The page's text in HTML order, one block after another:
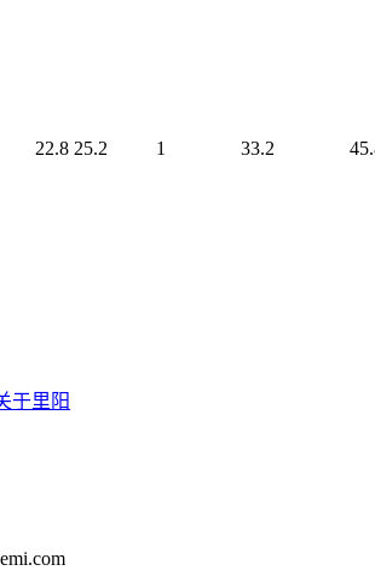
22.8 25.2 1 33.2
于里阳